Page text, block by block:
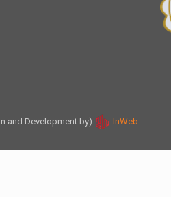
and Development by) InWeb